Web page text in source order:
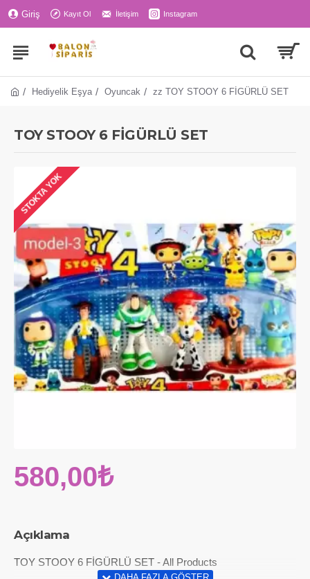
Giriş Kayıt Ol İletişim Instagram
Hediyelik Eşya Oyuncak zz TOY STOOY 6 FİGÜRLÜ SET
TOY STOOY 6 FİGÜRLÜ SET
STOKTA YOK
Açıklama
TOY STOOY 6 FİGÜRLÜ SET - All Products
580,00₺